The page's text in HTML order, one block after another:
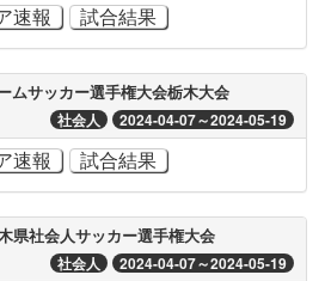
速報 試合結果
ムサッカー選手権大会栃木大会
社会人 2024-04-07～2024-05-19
速報 試合結果
県社会人サッカー選手権大会
社会人 2024-04-07～2024-05-19